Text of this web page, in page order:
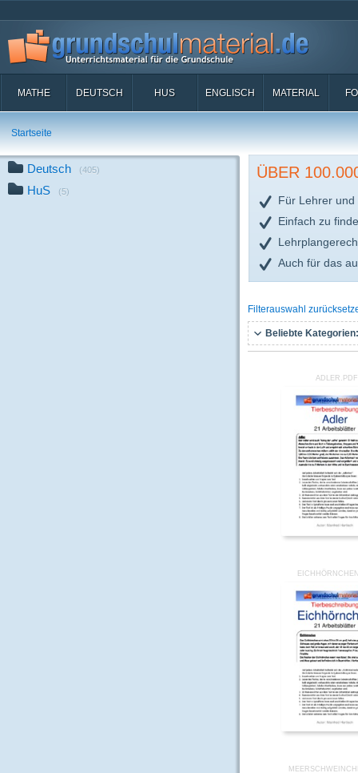
MATHE DEUTSCH HUS ENGLISCH MATERIAL
Startseite
Deutsch (405)
HuS (5)
ÜBER
Für Lehrer und
Einfach zu
Auch für das
Filterauswahl
Beliebte Kategorien:
ADLER.PDF